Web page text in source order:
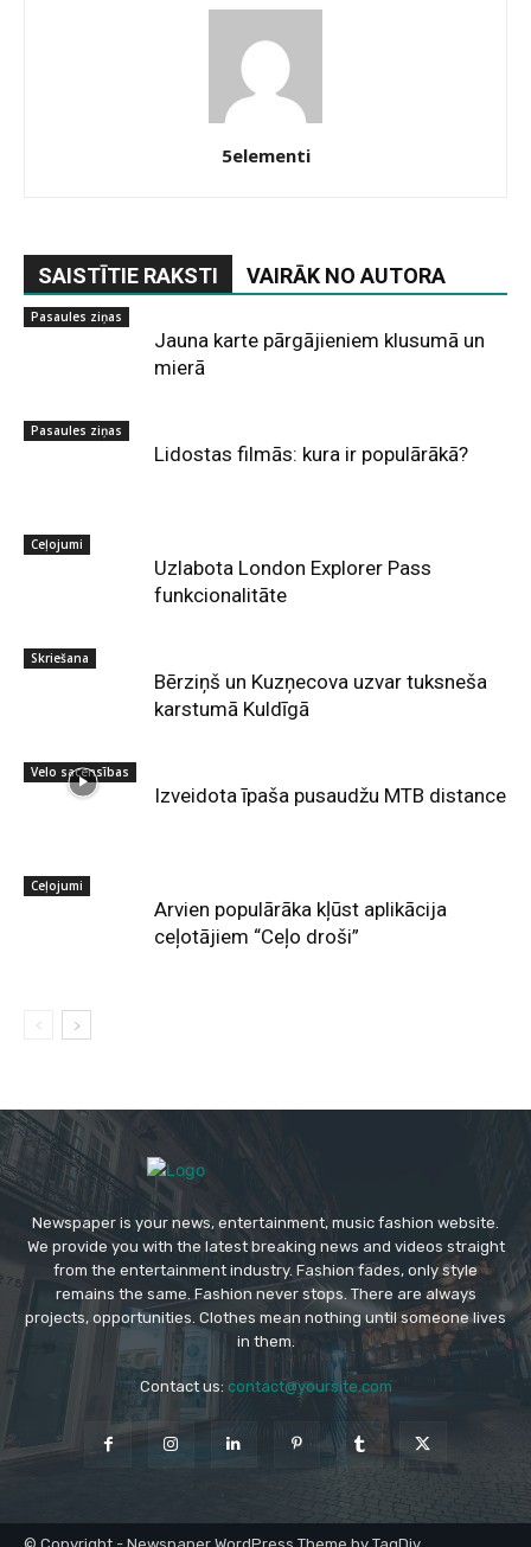
5elementi
SAISTĪTIE RAKSTI VAIRĀK NO AUTORA
Pasaules ziņas
Jauna karte pārgājieniem klusumā un
mierā
Pasaules ziņas
Lidostas filmās: kura ir populārākā?
Ceļojumi
Uzlabota London Explorer Pass
funkcionalitāte
Skriešana
Bērziņš un Kuzņecova uzvar tuksneša
karstumā Kuldīgā
Velo sacensības
Izveidota īpaša pusaudžu MTB distance
Ceļojumi
Arvien populārāka kļūst aplikācija
ceļotājiem “Ceļo droši”
Newspaper is your news, entertainment, music fashion website.
We provide you with the latest breaking news and videos straight
from the entertainment industry. Fashion fades, only style
remains the same. Fashion never stops. There are always
projects, opportunities. Clothes mean nothing until someone lives
in them.
Contact us: contact@yoursite.com